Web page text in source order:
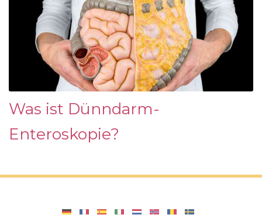
Was ist Dünndarm-
Enteroskopie?